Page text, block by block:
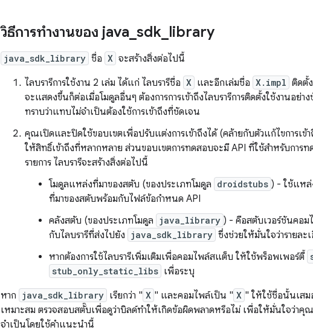
วิธีการทำงานของ java sdk library
java_sdk_library ชื่อ X จะสร้างสิ่งต่อไปนี้
ไลบรารีการใช้งาน 2 เล่ม ได้แก่ ไลบรารีชื่อ X และอีกเล่มชื่อ X.impl ติดตั้
จะแสดงขึ้นก็ต่อเมื่อโมดูลอื่นๆ ต้องการการเข้าถึงไลบรารีการติดตั้งใช้งานอย่
ทราบว่าแทบไม่จําเป็นต้องใช้การเข้าถึงที่ชัดเจน
คุณเปิดและปิดใช้ขอบเขตเพื่อปรับแต่งการเข้าถึงได้ (คล้ายกับตัวแก้ไขการเข้
ให้สิทธิ์เข้าถึงที่หลากหลาย ส่วนขอบเขตการทดสอบจะมี API ที่ใช้สำหรับการ
รายการ ไลบรารีจะสร้างสิ่งต่อไปนี้
โมดูลแหล่งที่มาของสตับ (ของประเภทโมดูล droidstubs ) - ใช้แหล่
ที่มาของสตับพร้อมกับไฟล์ข้อกำหนด API
คลังสตับ (ของประเภทโมดูล java_library ) - คือสตับเวอร์ชันคอ
กับไลบรารีที่ส่งไปยัง java_sdk_library ซึ่งช่วยให้มั่นใจว่ารายละ
หากต้องการใช้ไลบรารีเพิ่มเติมเพื่อคอมไพล์สแต็บ ให้ใช้พร็อพเพอร์ตี้
stub_only_static_libs เพื่อระบุ
หาก java_sdk_library เรียกว่า " X " และคอมไพล์เป็น " X " ให้ใช้ชื่อนั้นเสม
เหมาะสม ตรวจสอบสตั๊บเพื่อดูว่าบิลด์ทำให้เกิดข้อผิดพลาดหรือไม่ เพื่อให้มั่นใจว่าคุ
จำเป็นโดยใช้คำแนะนำนี้